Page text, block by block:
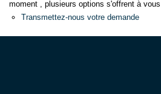
moment , plusieurs options s'offrent à
Transmettez-nous votre demande